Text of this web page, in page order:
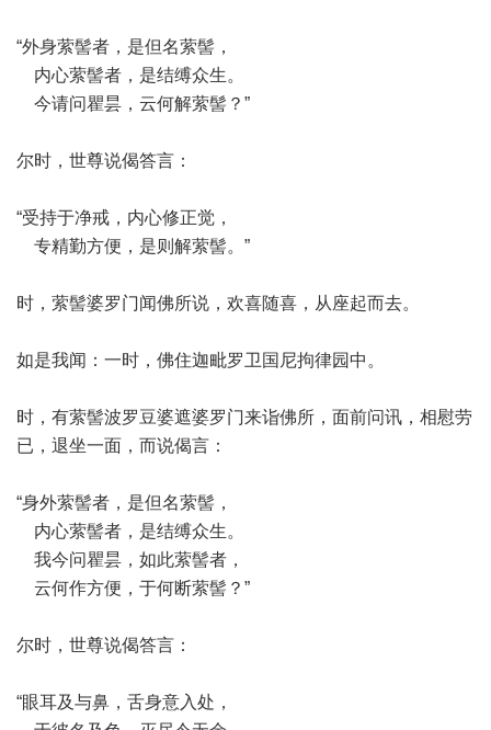
“外身萦髻者，是但名萦髻，
内心萦髻者，是结缚众生。
今请问瞿昙，云何解萦髻？”
尔时，世尊说偈答言：
“受持于净戒，内心修正觉，
专精勤方便，是则解萦髻。”
时，萦髻婆罗门闻佛所说，欢喜随喜，从座起而去。
如是我闻：一时，佛住迦毗罗卫国尼拘律园中。
时，有萦髻波罗豆婆遮婆罗门来诣佛所，面前问讯，相慰劳
已，退坐一面，而说偈言：
“身外萦髻者，是但名萦髻，
内心萦髻者，是结缚众生。
我今问瞿昙，如此萦髻者，
云何作方便，于何断萦髻？”
尔时，世尊说偈答言：
“眼耳及与鼻，舌身意入处，